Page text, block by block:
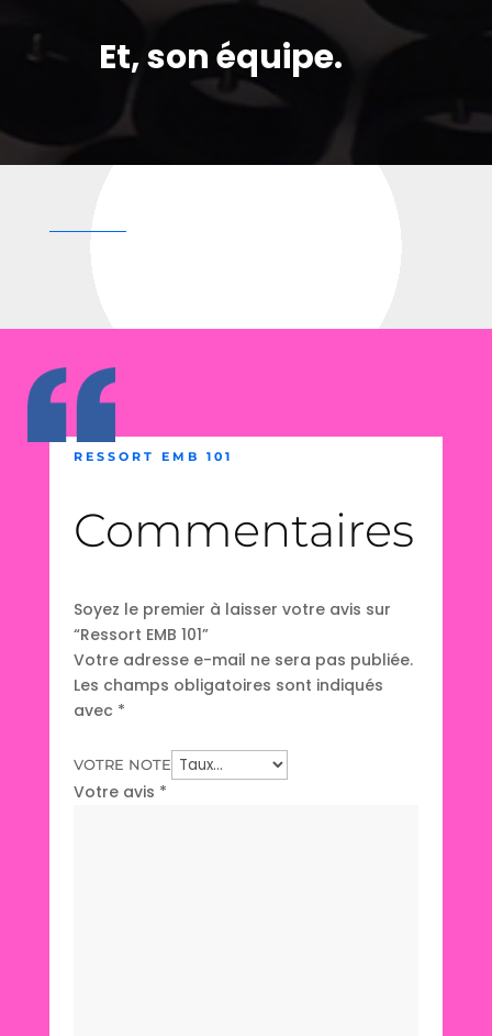
Et, son équipe.
RESSORT EMB 101
Commentaires
Soyez le premier à laisser votre avis sur
“Ressort EMB 101”
Votre adresse e-mail ne sera pas publiée.
Les champs obligatoires sont indiqués
avec *
VOTRE NOTE
Votre avis *